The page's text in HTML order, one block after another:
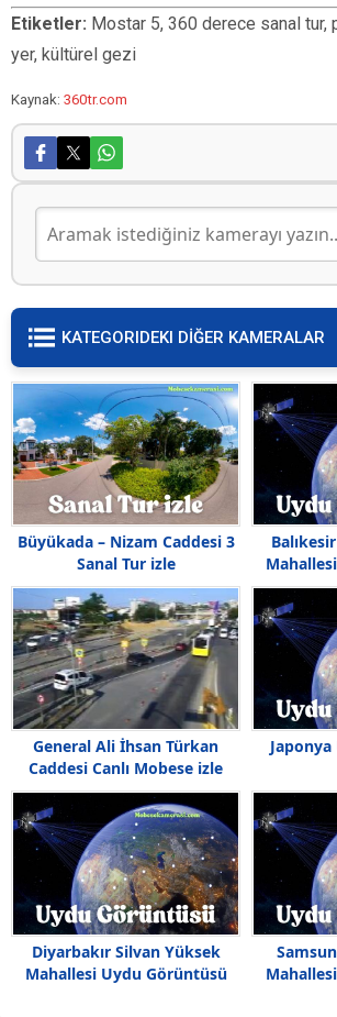
Etiketler: Mostar 5, 360 derece sanal tur,
yer, kültürel gezi
Kaynak: 360tr.com
KATEGORIDEKI DİĞER KAMERALAR
Büyükada – Nizam Caddesi 3
Sanal Tur izle
General Ali İhsan Türkan
Caddesi Canlı Mobese izle
Diyarbakır Silvan Yüksek
Mahallesi Uydu Görüntüsü